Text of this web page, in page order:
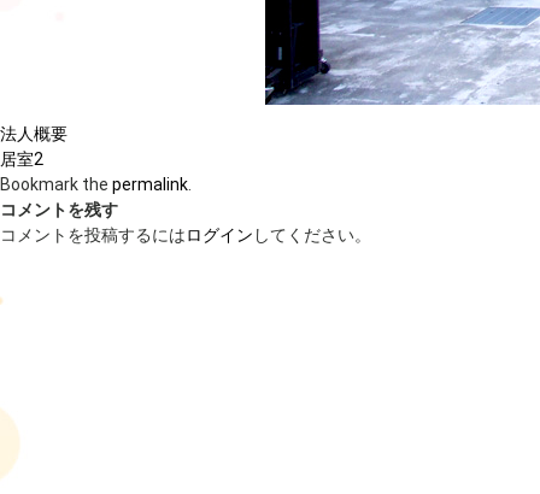
法人概要
居室2
Bookmark the permalink
コメントを残す
コメントを投稿するにはログイン してください。